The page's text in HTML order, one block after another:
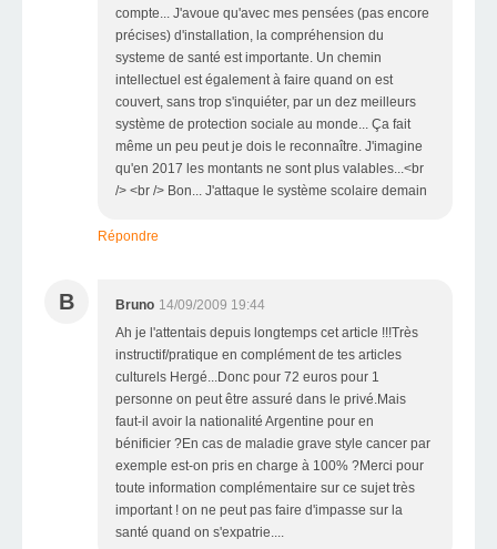
compte... J'avoue qu'avec mes pensées (pas encore
précises) d'installation, la compréhension du
systeme de santé est importante. Un chemin
intellectuel est également à faire quand on est
couvert, sans trop s'inquiéter, par un dez meilleurs
système de protection sociale au monde... Ça fait
même un peu peut je dois le reconnaître. J'imagine
qu'en 2017 les montants ne sont plus valables...<br
/> <br /> Bon... J'attaque le système scolaire demain
Répondre
B Bruno 14/09/2009 19:44
Ah je l'attentais depuis longtemps cet article !!!Très
instructif/pratique en complément de tes articles
culturels Hergé...Donc pour 72 euros pour 1
personne on peut être assuré dans le privé.Mais
faut-il avoir la nationalité Argentine pour en
bénificier ?En cas de maladie grave style cancer par
exemple est-on pris en charge à 100% ?Merci pour
toute information complémentaire sur ce sujet très
important ! on ne peut pas faire d'impasse sur la
santé quand on s'expatrie....